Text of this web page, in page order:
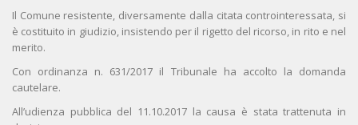
Il Comune resistente, diversamente dalla citata controinteressata, si
è costituito in giudizio, insistendo per il rigetto del ricorso, in rito e nel
merito.
Con ordinanza n. 631/2017 il Tribunale ha accolto la domanda
cautelare.
All’udienza pubblica del 11.10.2017 la causa è stata trattenuta in